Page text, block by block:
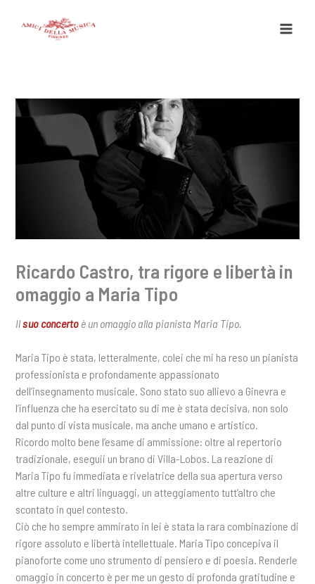
Ricardo Castro, tra rigore e libertà in
omaggio a Maria Tipo
Ilsuo concertoè un omaggio alla pianista Maria Tipo.
Maria Tipo è stata, letteralmente, colei che mi ha reso un pianista
professionista e profondamente appassionato
dell’insegnamento musicale. Sono stato suo allievo a Ginevra e
l’influenza che ha esercitato su di me è stata decisiva, non solo
dal punto di vista musicale, ma anche umano e artistico.
Ricordo molto bene l’esame di ammissione: oltre al repertorio
tradizionale, eseguii un brano di Villa-Lobos. La reazione di
Maria Tipo fu immediata e rivelatrice della sua apertura verso
altre culture e altri linguaggi, un atteggiamento tutt’altro che
scontato in quel contesto.
Ciò che ho sempre ammirato in lei è stata la rara combinazione di
rigore assoluto e libertà intellettuale. Maria Tipo concepiva il
pianoforte come uno strumento di pensiero e di poesia. Renderle
omaggio in concerto è per me un gesto di profonda gratitudine e